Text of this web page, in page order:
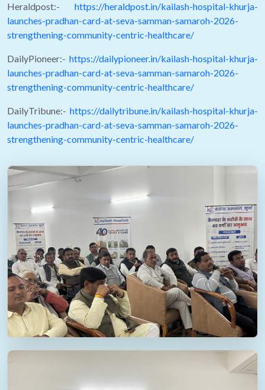
Heraldpost:- https://heraldpost.in/kailash-hospital-khurja-
launches-pradhan-card-at-seva-samman-samaroh-2026-
strengthening-community-centric-healthcare/
DailyPioneer:- https://dailypioneer.in/kailash-hospital-khurja-
launches-pradhan-card-at-seva-samman-samaroh-2026-
strengthening-community-centric-healthcare/
DailyTribune:- https://dailytribune.in/kailash-hospital-khurja-
launches-pradhan-card-at-seva-samman-samaroh-2026-
strengthening-community-centric-healthcare/